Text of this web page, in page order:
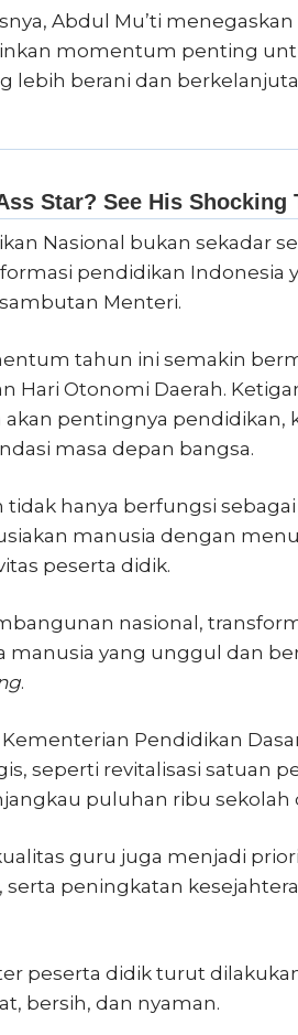
Abdul Mu’ti
momentum penting
lebih berani dan
Nasional bukan sekadar
pendidikan Indonesia
Menteri.
tahun ini semakin
Hari Otonomi Daerah.
pentingnya pendidikan,
masa depan bangsa.
hanya berfungsi
manusia dengan
peserta didik.
nasional,
manusia yang unggul dan
.
Kementerian Pendidikan
seperti revitalisasi satuan
puluhan ribu sekolah
guru juga menjadi
peningkatan
peserta didik turut
bersih, dan nyaman.